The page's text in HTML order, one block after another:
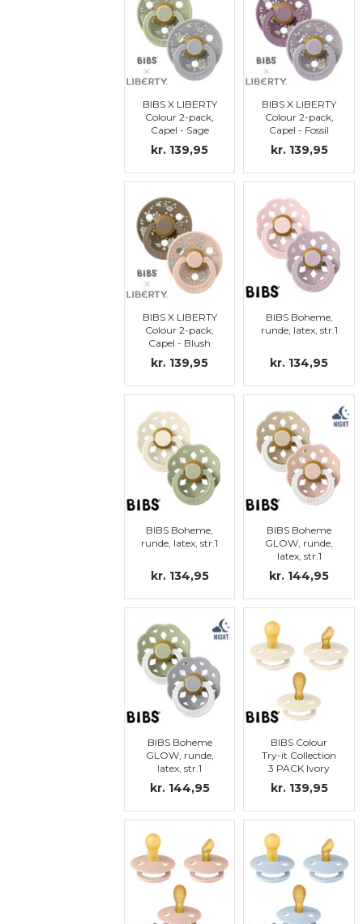
BIBS X LIBERTY
Colour 2-pack,
Capel - Sage
Mix, str. 1
kr. 139,95
BIBS X LIBERTY
Colour 2-pack,
Capel - Fossil
Grey Mix, str. 1
kr. 139,95
BIBS X LIBERTY
Colour 2-pack,
Capel - Blush
kr. 139,95
BIBS Boheme,
runde, latex, str.1
kr. 134,95
BIBS Boheme,
runde, latex, str.1
kr. 134,95
BIBS Boheme
GLOW, runde,
latex, str.1
kr. 144,95
BIBS Boheme
GLOW, runde,
latex, str.1
kr. 144,95
BIBS Colour
Try-it Collection
3 PACK Ivory
kr. 139,95